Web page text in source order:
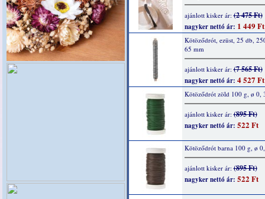
ajánlott kisker ár:(2 475 Ft)
nagyker nettó ár: 1 449 Ft
Kötöződrót, ezüst, 25 db,
65 mm
ajánlott kisker ár:(7 565 Ft)
nagyker nettó ár: 4 527 Ft
Kötöződrót zöld 100 g, ø 0,
ajánlott kisker ár:(895 Ft)
nagyker nettó ár: 522 Ft
Kötöződrót barna 100 g, ø
ajánlott kisker ár:(895 Ft)
nagyker nettó ár: 522 Ft